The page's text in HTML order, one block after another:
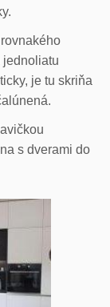
jednoliatu
je tu skriňa
s dverami do